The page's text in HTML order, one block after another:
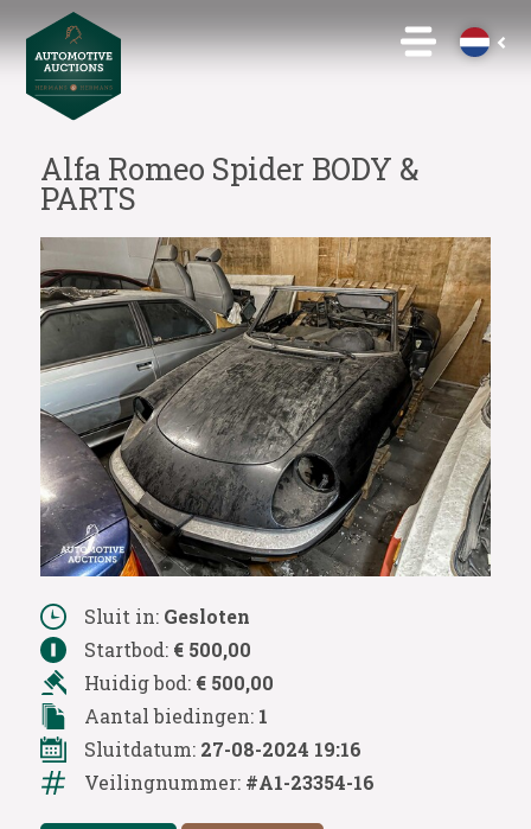
Alfa Romeo Spider BODY &
PARTS
Sluit in: Gesloten
Startbod: € 500,00
Huidig bod: € 500,00
Aantal biedingen: 1
Sluitdatum: 27-08-2024 19:16
Veilingnummer: #A1-23354-16